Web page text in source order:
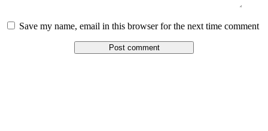
Save my name, email in this browser for the next time comment
Post comment